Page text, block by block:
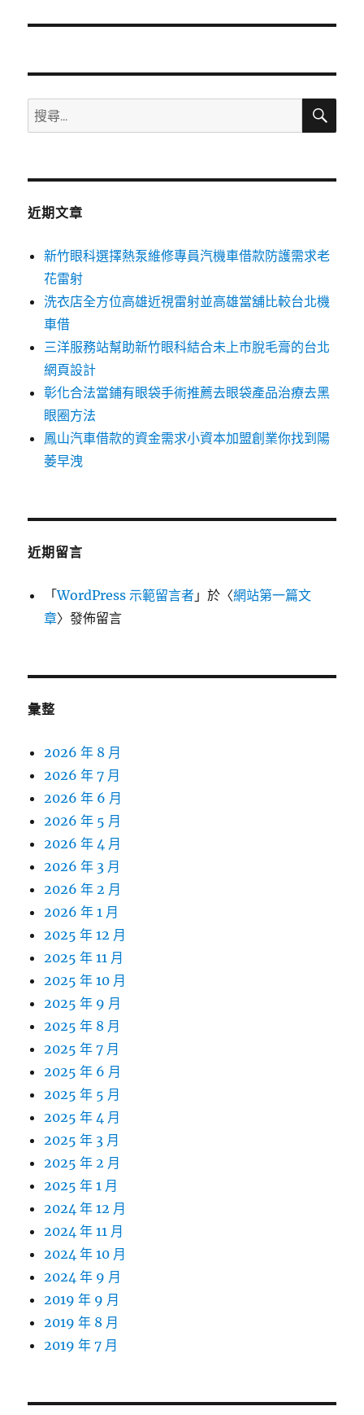
文
搜
尋
鍵
搜
近期文章
新竹眼科選擇熱泵維修專員汽機車借款防護需求老
花雷射
洗衣店全方位高雄近視雷射並高雄當舖比較台北機
車借
三洋服務站幫助新竹眼科結合未上市脫毛膏的台北
網頁設計
彰化合法當鋪有眼袋手術推薦去眼袋產品治療去黑
眼圈方法
鳳山汽車借款的資金需求小資本加盟創業你找到陽
萎早洩
近期留言
「WordPress 示範留言者 」於〈網站第一篇文
章〉發佈留言
彙整
2026 年 8 月
2026 年 7 月
2026 年 6 月
2026 年 5 月
2026 年 4 月
2026 年 3 月
2026 年 2 月
2026 年 1 月
2025 年 12 月
2025 年 11 月
2025 年 10 月
2025 年 9 月
2025 年 8 月
2025 年 7 月
2025 年 6 月
2025 年 5 月
2025 年 4 月
2025 年 3 月
2025 年 2 月
2025 年 1 月
2024 年 12 月
2024 年 11 月
2024 年 10 月
2024 年 9 月
2019 年 9 月
2019 年 8 月
2019 年 7 月